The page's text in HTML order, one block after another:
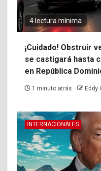
4 lectura mínima
¡Cuidado! Obstruir
se castigará hasta
en República
1 minuto atrás Eddy
INTERNACIONALES